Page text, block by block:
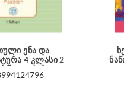
ენა და
4 კლასი 2
რვეული